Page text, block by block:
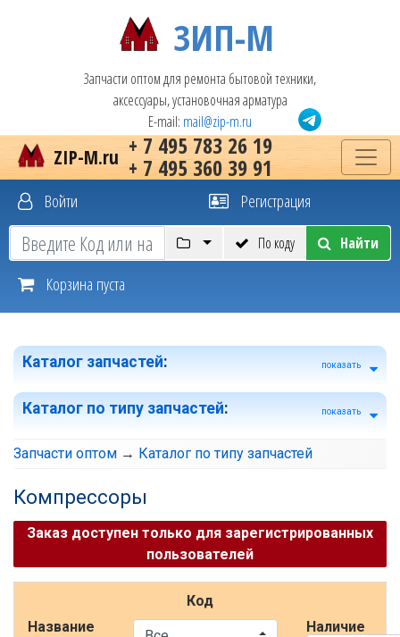
ЗИП-М
Запчасти оптом для ремонта бытовой техники,
аксессуары, установочная арматура
E-mail: mail@zip-m.ru
+ 7 495 783 26 19
+ 7 495 360 39 91
ZIP-M.ru
Войти Регистрация
По коду Найти
Корзина пуста
Каталог запчастей: показать
Каталог по типу запчастей: показать
Запчасти оптом → Каталог по типу запчастей
Компрессоры
Заказ доступен только для зарегистрированных
пользователей
Код
Название
Наличие